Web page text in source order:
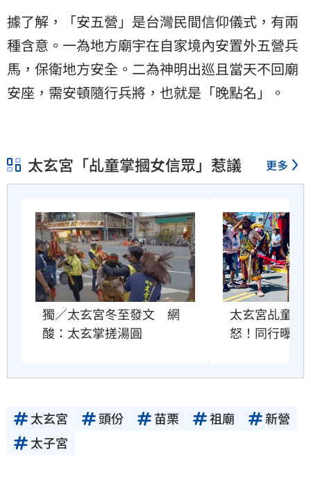
據了解，「安五營」是台灣民間信仰儀式，有兩
種含意。一為地方廟宇在自家境內安置外五營兵
馬，保衛地方安全。二為神明出巡且當天不回廟
安座，需安頓隨行兵將，也就是「晚點名」。
太玄宮「乩童掌摑女信眾」惹議 更多
獨／太玄宮冬至發文　網
酸：太玄掌搓湯圓
太玄宮乩童疑
怒！同行曝真
太玄宮 頭份 苗栗 祖廟
新營
太子宮